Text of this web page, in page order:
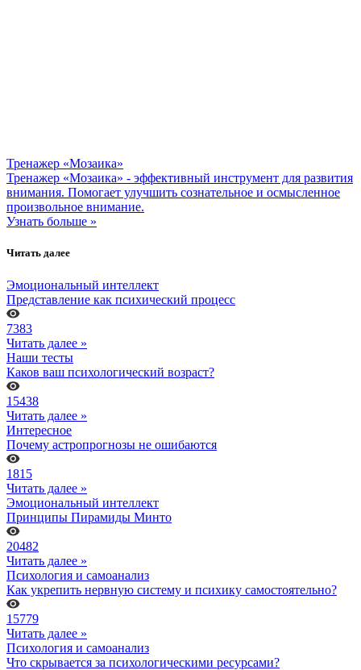
Тренажер «Мозаика»
Тренажер «Мозаика» - эффективный инструмент для развития
внимания. Помогает улучшить сознательное и осмысленное
произвольное внимание.
Узнать больше »
Читать далее
Эмоциональный интеллект
Представление как психический процесс
7383
Читать далее »
Наши тесты
Каков ваш психологический возраст?
15438
Читать далее »
Интересное
Почему астропрогнозы не ошибаются
1815
Читать далее »
Эмоциональный интеллект
Принципы Пирамиды Минто
20482
Читать далее »
Психология и самоанализ
Как укрепить нервную систему и психику самостоятельно?
15779
Читать далее »
Психология и самоанализ
Что скрывается за психологическими ресурсами?